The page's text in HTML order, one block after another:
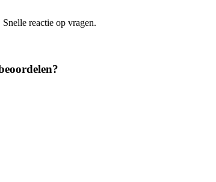
reactie op vragen.